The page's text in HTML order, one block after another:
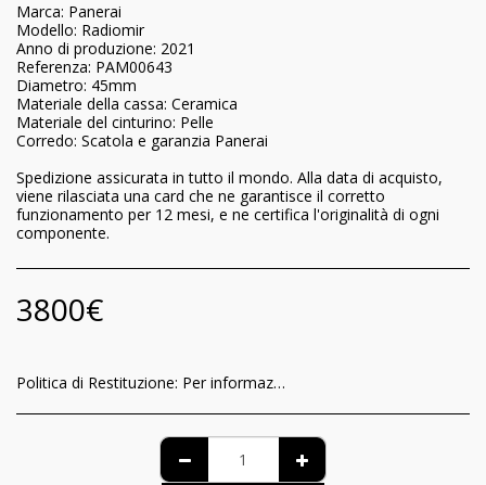
Marca: Panerai
Modello: Radiomir
Anno di produzione: 2021
Referenza: PAM00643
Diametro: 45mm
Materiale della cassa: Ceramica
Materiale del cinturino: Pelle
Corredo: Scatola e garanzia Panerai
Spedizione assicurata in tutto il mondo. Alla data di acquisto,
viene rilasciata una card che ne garantisce il corretto
funzionamento per 12 mesi, e ne certifica l'originalità di ogni
componente.
3800€
Politica di Restituzione: Per informazioni relative al riconoscimento per il consumatore della garanzia di funzionamento e delle modalità di recesso del contratto, è possibile visionare l’informativa completa nella pagina dedicata al seguente link: https://www.iltempodeiprincipi.it/terms